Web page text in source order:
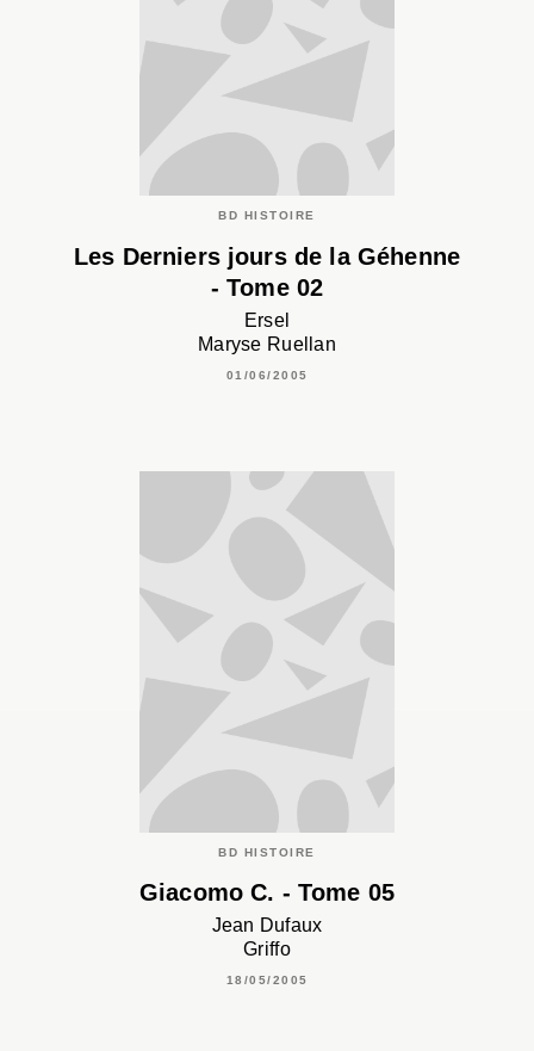
BD HISTOIRE
Les Derniers jours de la Géhenne
- Tome 02
Ersel
Maryse Ruellan
01/06/2005
BD HISTOIRE
Giacomo C. - Tome 05
Jean Dufaux
Griffo
18/05/2005